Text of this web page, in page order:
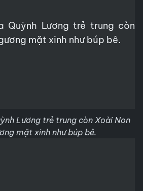
Lương trẻ trung còn Xoài Non
mặt xinh như búp bê.